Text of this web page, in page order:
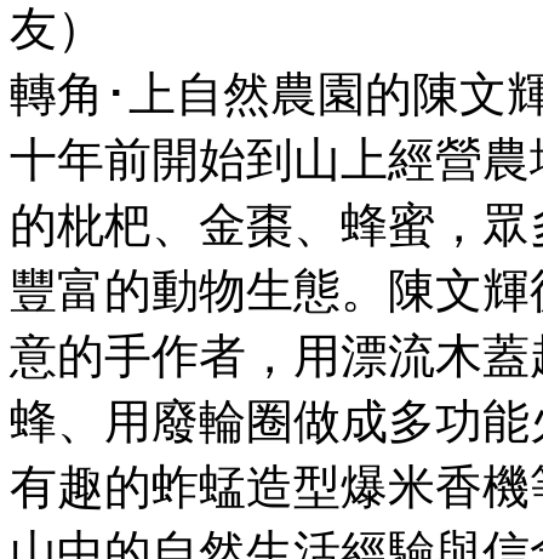
友）
轉角･上自然農園的陳文
十年前開始到山上經營
的枇杷、金棗、蜂蜜，
豐富的動物生態。陳文
意的手作者，用漂流木
蜂、用廢輪圈做成多功
有趣的蚱蜢造型爆米香